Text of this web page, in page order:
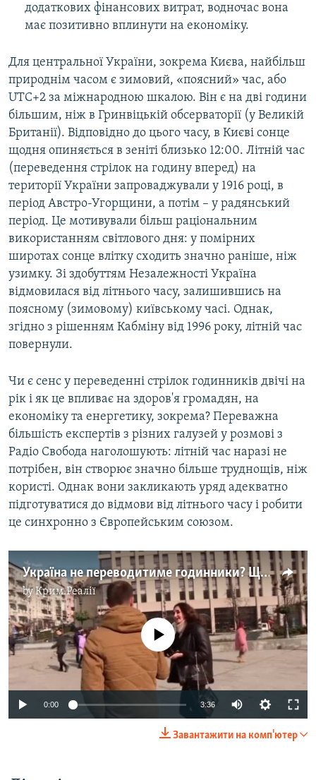
додаткових фінансових витрат, водночас вона
має позитивно вплинути на економіку.
Для центральної України, зокрема Києва, найбільш
природнім часом є зимовий, «поясний» час, або
UTC+2 за міжнародною шкалою. Він є на дві години
більшим, ніж в Гринвіцькій обсерваторії (у Великій
Британії). Відповідно до цього часу, в Києві сонце
щодня опиняється в зеніті близько 12:00. Літній час
(переведення стрілок на годину вперед) на
території України запроваджували у 1916 році, в
період Австро-Угорщини, а потім – у радянський
період. Це мотивували більш раціональним
використанням світлового дня: у помірних
широтах сонце влітку сходить значно раніше, ніж
узимку. Зі здобуттям Незалежності Україна
відмовилася від літнього часу, залишившись на
поясному (зимовому) київському часі. Однак,
згідно з рішенням Кабміну від 1996 року, літній час
повернули.
Чи є сенс у переведенні стрілок годинників двічі на
рік і як це впливає на здоров'я громадян, на
економіку та енергетику, зокрема? Переважна
більшість експертів з різних галузей у розмові з
Радіо Свобода наголошують: літній час наразі не
потрібен, він створює значно більше труднощів, ніж
користі. Однак вони закликають уряд адекватно
підготуватися до відмови від літнього часу і робити
це синхронно з Європейським союзом.
Україна не переводитиме годинники? Що кажуть люди – опитування
byКрим.Реалії
No media source currently available
0:00 3:36
Завантажити на комп'ютер